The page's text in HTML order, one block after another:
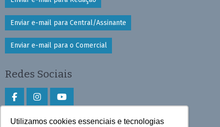
Utilizamos cookies essenciais e tecnologias
Enviar e-mail para Central/Assinante
Enviar e-mail para o Comercial
Redes Sociais